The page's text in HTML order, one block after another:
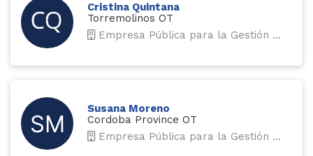
Cristina Quintana
Torremolinos OT
Empresa Pública para la Gestión del Turismo y del Deporte de Andalucía
Susana Moreno
Cordoba Province OT
Empresa Pública para la Gestión del Turismo y del Deporte de Andalucía